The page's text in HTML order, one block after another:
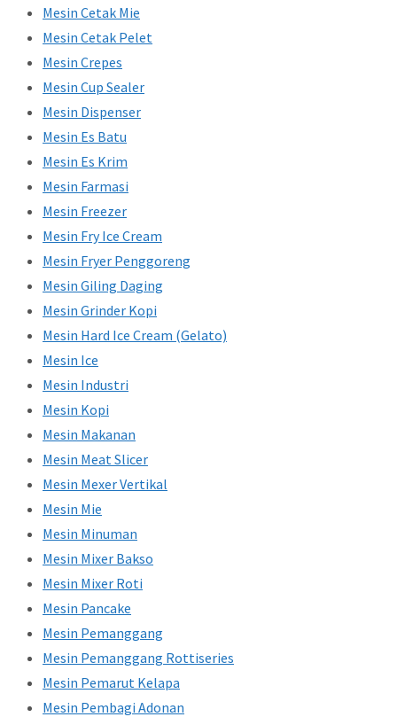
Mesin Cetak Mie
Mesin Cetak Pelet
Mesin Crepes
Mesin Cup Sealer
Mesin Dispenser
Mesin Es Batu
Mesin Es Krim
Mesin Farmasi
Mesin Freezer
Mesin Fry Ice Cream
Mesin Fryer Penggoreng
Mesin Giling Daging
Mesin Grinder Kopi
Mesin Hard Ice Cream (Gelato)
Mesin Ice
Mesin Industri
Mesin Kopi
Mesin Makanan
Mesin Meat Slicer
Mesin Mexer Vertikal
Mesin Mie
Mesin Minuman
Mesin Mixer Bakso
Mesin Mixer Roti
Mesin Pancake
Mesin Pemanggang
Mesin Pemanggang Rottiseries
Mesin Pemarut Kelapa
Mesin Pembagi Adonan